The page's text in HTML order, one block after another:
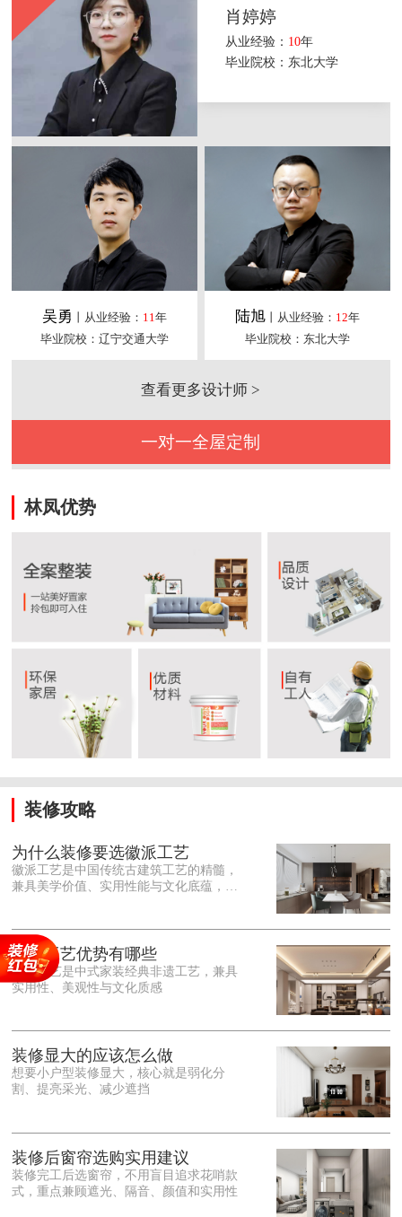
肖婷婷
从业经验： 10年
毕业院校：东北大学
吴勇 丨从业经验： 11年
毕业院校：辽宁交通大学
陆旭丨从业经验： 12年
毕业院校：东北大学
查看更多设计师 >
一对一全屋定制
林凤优势
装修攻略
为什么装修要选徽派工艺
徽派工艺是中国传统古建筑工艺的精髓，
兼具美学价值、实用性能与文化底蕴，优
雕细琢的砖、木、石雕为特色，线条古朴
大气，意境悠远，自带东方中式雅致韵
味，耐看且不易过时。<o:p></o:p> 在工
艺品质上，徽派工艺遵循古法匠心工序，
保耐用，抗风化、耐腐蚀，使用
徽派工艺优势有哪些
徽派工艺是中式家装经典非遗工艺，兼具
实用性、美观性与文化质感
装修显大的应该怎么做
想要小户型装修显大，核心就是弱化分
割、提亮采光、减少遮挡
装修后窗帘选购实用建议
装修完工后选窗帘，不用盲目追求花哨款
式，重点兼顾遮光、隔音、颜值和实用性